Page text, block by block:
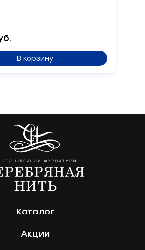
В корзину
Каталог
Акции